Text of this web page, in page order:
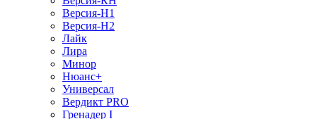
Версия-Н1
Версия-Н2
Лайк
Лира
Минор
Нюанс+
Универсал
Вердикт PRO
Гренадер I